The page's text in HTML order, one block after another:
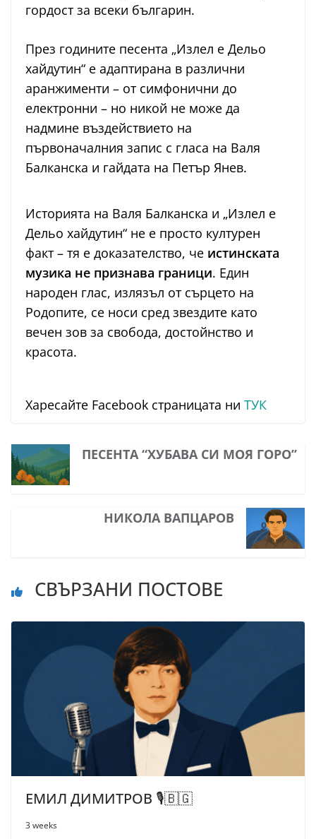
гордост за всеки българин.
През годините песента „Излел е Дельо
хайдутин“ е адаптирана в различни
аранжименти – от симфонични до
електронни – но никой не може да
надмине въздействието на
първоначалния запис с гласа на Валя
Балканска и гайдата на Петър Янев.
Историята на Валя Балканска и „Излел е
Дельо хайдутин“ не е просто културен
факт – тя е доказателство, че истинската
музика не признава граници. Един
народен глас, излязъл от сърцето на
Родопите, се носи сред звездите като
вечен зов за свобода, достойнство и
красота.
Харесайте Facebook страницата ни ТУК
ПЕСЕНТА “ХУБАВА СИ МОЯ ГОРО”
НИКОЛА ВАПЦАРОВ
СВЪРЗАНИ ПОСТОВЕ
ЕМИЛ ДИМИТРОВ 🎙️🇧🇬
3 weeks